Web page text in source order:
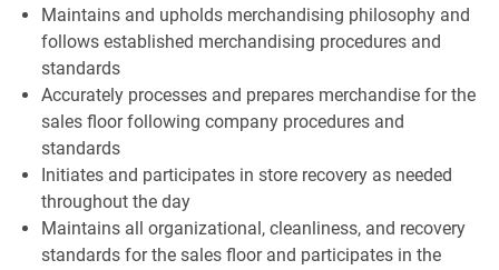
Maintains and upholds merchandising philosophy and
follows established merchandising procedures and
standards
Accurately processes and prepares merchandise for the
sales floor following company procedures and
standards
Initiates and participates in store recovery as needed
throughout the day
Maintains all organizational, cleanliness, and recovery
standards for the sales floor and participates in the